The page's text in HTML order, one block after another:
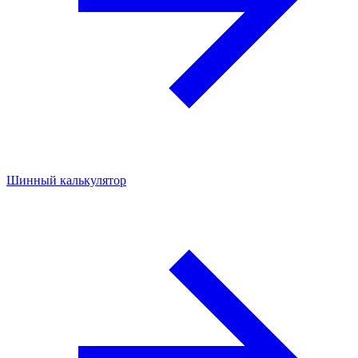
Шинный калькулятор